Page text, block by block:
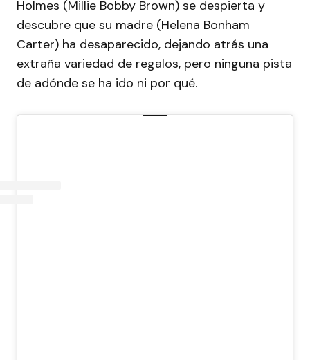
Holmes (Millie Bobby Brown) se despierta y
descubre que su madre (Helena Bonham
Carter) ha desaparecido, dejando atrás una
extraña variedad de regalos, pero ninguna pista
de adónde se ha ido ni por qué.